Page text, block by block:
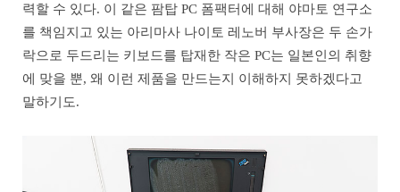
력할 수 있다. 이 같은 팜탑 PC 폼팩터에 대해 야마토 연구소
를 책임지고 있는 아리마사 나이토 레노버 부사장은 두 손가
락으로 두드리는 키보드를 탑재한 작은 PC는 일본인의 취향
에 맞을 뿐, 왜 이런 제품을 만드는지 이해하지 못하겠다고
말하기도.